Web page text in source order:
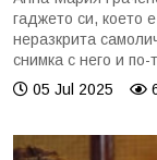
гаджето си, което
неразкрита
снимка с него и
05 Jul 2025